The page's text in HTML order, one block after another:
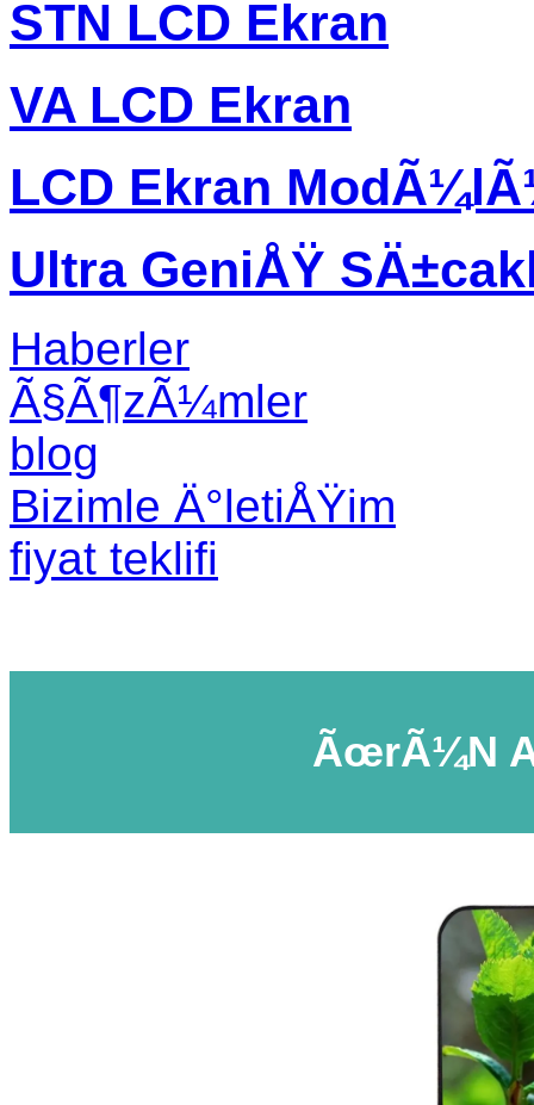
STN LCD Ekran
VA LCD Ekran
LCD Ekran
Ultra GeniÅŸ
Haberler
Ã§Ã¶zÃ¼mler
blog
Bizimle Ä°letiÅŸim
fiyat teklifi
ÃœrÃ¼n